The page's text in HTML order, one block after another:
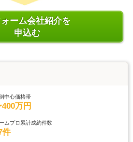
ォーム会社紹介を
申込む
中心価格帯
400万円
ムプロ累計成約件数
件